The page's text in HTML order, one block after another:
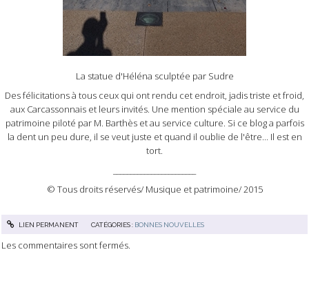
La statue d'Héléna sculptée par Sudre
Des félicitations à tous ceux qui ont rendu cet endroit, jadis triste et froid,
aux Carcassonnais et leurs invités. Une mention spéciale au service du
patrimoine piloté par M. Barthès et au service culture. Si ce blog a parfois
la dent un peu dure, il se veut juste et quand il oublie de l'être... Il est en
tort.
© Tous droits réservés/ Musique et patrimoine/ 2015
LIEN PERMANENT CATÉGORIES : BONNES NOUVELLES
Les commentaires sont fermés.